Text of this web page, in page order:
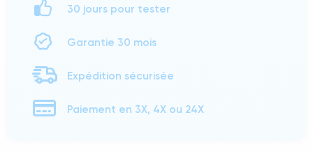
30 jours pour tester
Garantie 30 mois
Expédition sécurisée
Paiement en 3X, 4X ou 24X